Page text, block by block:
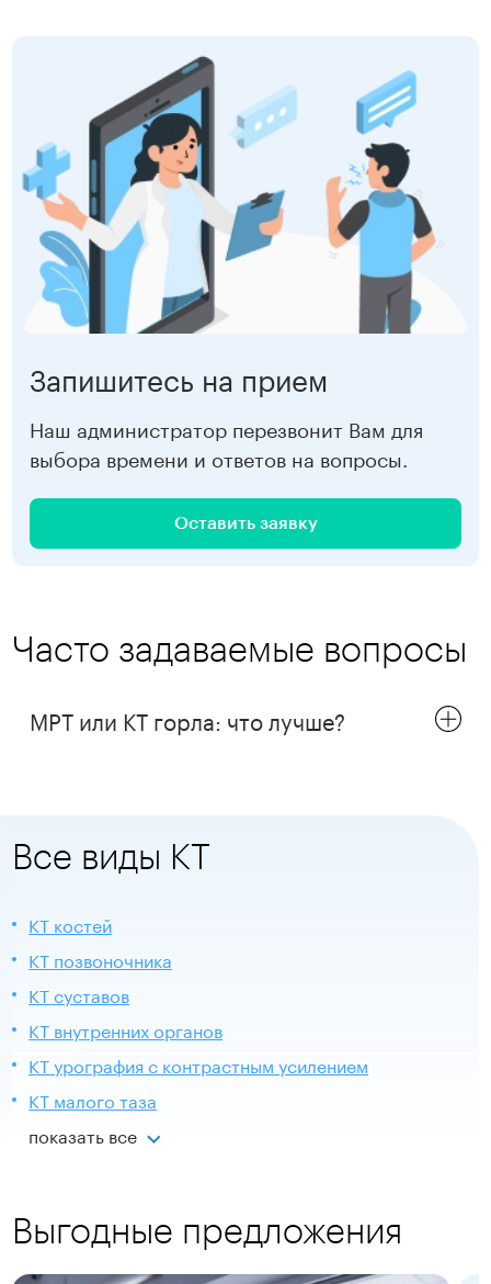
5 500 ₽
Ладожская 5 500 ₽
Садовая 5 500 ₽
Старая Деревня 5 500 ₽
Нарвская 5 500 ₽
Девяткино
Записаться
Запишитесь на прием
Наш администратор перезвонит Вам для
выбора времени и ответов на вопросы.
Оставить заявку
Часто задаваемые вопросы
МРТ или КТ горла: что лучше?
Все виды КТ
КТ костей
КТ позвоночника
КТ суставов
КТ внутренних органов
КТ урография с контрастным усилением
КТ малого таза
показать все
Выгодные предложения